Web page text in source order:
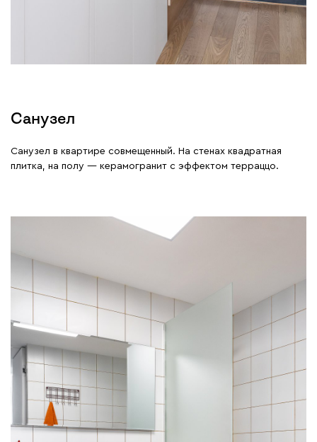
Санузел
Санузел в квартире совмещенный. На стенах квадратная
плитка, на полу — керамогранит с эффектом терраццо.